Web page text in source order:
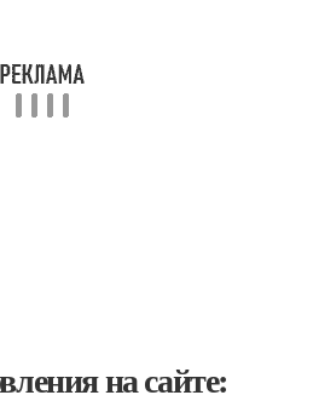
на сайте: